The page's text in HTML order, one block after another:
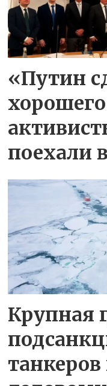
«Путин
поехали
Крупная
танкеров